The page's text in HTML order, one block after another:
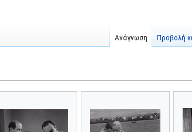
Ανάγνωση Προβολή